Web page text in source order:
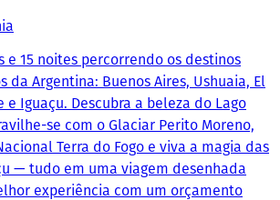
e 15 noites percorrendo os destinos
da Argentina: Buenos Aires, Ushuaia, El
e Iguaçu. Descubra a beleza do Lago
se com o Glaciar Perito Moreno,
Terra do Fogo e viva a magia das
— tudo em uma viagem desenhada
experiência com um orçamento